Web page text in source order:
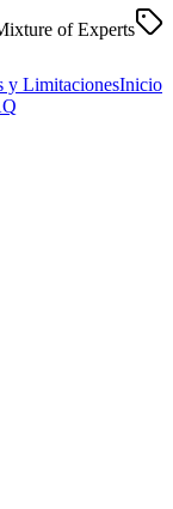
of Experts
y LimitacionesInicio